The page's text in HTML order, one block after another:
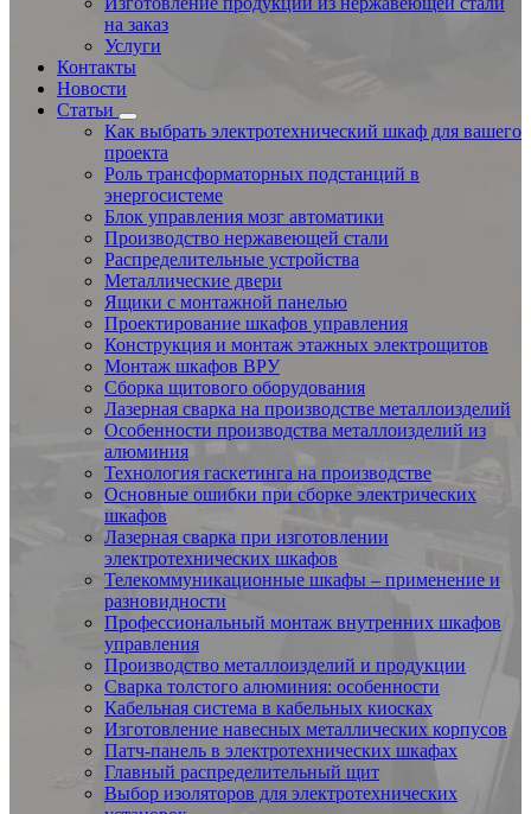
на заказ
Услуги
Контакты
Новости
Статьи
Как выбрать электротехнический шкаф для вашего
проекта
Роль трансформаторных подстанций в
энергосистеме
Блок управления мозг автоматики
Производство нержавеющей стали
Распределительные устройства
Металлические двери
Ящики с монтажной панелью
Проектирование шкафов управления
Конструкция и монтаж этажных электрощитов
Монтаж шкафов ВРУ
Сборка щитового оборудования
Лазерная сварка на производстве металлоизделий
Особенности производства металлоизделий из
алюминия
Технология гаскетинга на производстве
Основные ошибки при сборке электрических
шкафов
Лазерная сварка при изготовлении
электротехнических шкафов
Телекоммуникационные шкафы – применение и
разновидности
Профессиональный монтаж внутренних шкафов
управления
Производство металлоизделий и продукции
Сварка толстого алюминия: особенности
Кабельная система в кабельных киосках
Изготовление навесных металлических корпусов
Патч-панель в электротехнических шкафах
Главный распределительный щит
Выбор изоляторов для электротехнических